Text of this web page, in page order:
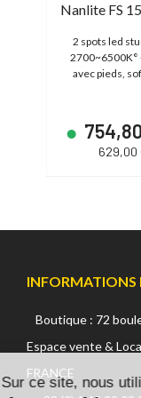
2 spots led
2700~6500K°
avec pieds,
629,00
INFORMATIONS
Boutique : 72
Espace vente &
FRANCE
Sur ce site,